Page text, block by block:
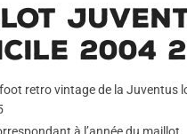
2004
retro vintage de la Juventus
à l’année du maillot